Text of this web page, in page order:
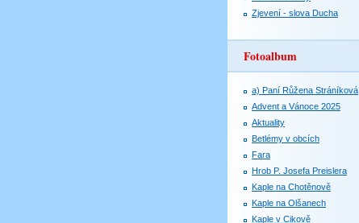
Zjevení - slova Ducha
Fotoalbum
a) Paní Růžena Stráníková
Advent a Vánoce 2025
Aktuality
Betlémy v obcích
Fara
Hrob P. Josefa Preislera
Kaple na Chotěnově
Kaple na Olšanech
Kaple v Cikově